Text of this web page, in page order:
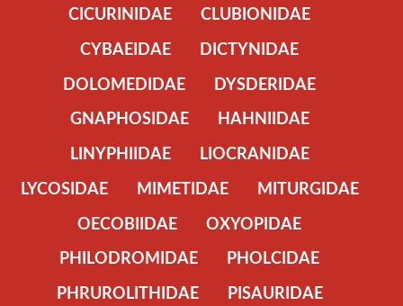
CICURINIDAE
CLUBIONIDAE
CYBAEIDAE
DICTYNIDAE
DOLOMEDIDAE
DYSDERIDAE
GNAPHOSIDAE
HAHNIIDAE
LINYPHIIDAE
LIOCRANIDAE
LYCOSIDAE
MIMETIDAE
MITURGIDAE
OECOBIIDAE
OXYOPIDAE
PHILODROMIDAE
PHOLCIDAE
PHRUROLITHIDAE
PISAURIDAE